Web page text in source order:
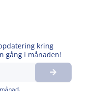
kring
gång i månaden!
Submit